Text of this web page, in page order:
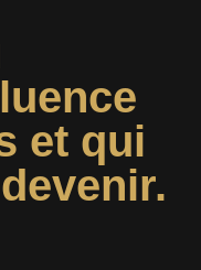
et qui